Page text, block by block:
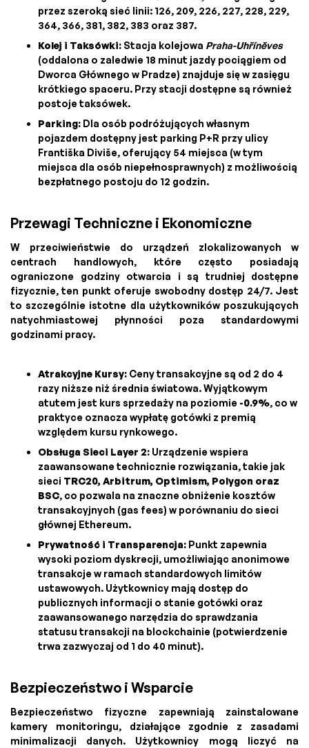
przez szeroką sieć linii: 126, 209, 226, 227, 228, 229,
364, 366, 381, 382, 383 oraz 387.
Kolej i Taksówki: Stacja kolejowa Praha-Uhříněves
(oddalona o zaledwie 18 minut jazdy pociągiem od
Dworca Głównego w Pradze) znajduje się w zasięgu
krótkiego spaceru. Przy stacji dostępne są również
postoje taksówek.
Parking: Dla osób podróżujących własnym
pojazdem dostępny jest parking P+R przy ulicy
Františka Diviše, oferujący 54 miejsca (w tym
miejsca dla osób niepełnosprawnych) z możliwością
bezpłatnego postoju do 12 godzin.
Przewagi Techniczne i Ekonomiczne
W przeciwieństwie do urządzeń zlokalizowanych w
centrach handlowych, które często posiadają
ograniczone godziny otwarcia i są trudniej dostępne
fizycznie, ten punkt oferuje swobodny dostęp 24/7. Jest
to szczególnie istotne dla użytkowników poszukujących
natychmiastowej płynności poza standardowymi
godzinami pracy.
Atrakcyjne Kursy: Ceny transakcyjne są od 2 do 4
razy niższe niż średnia światowa. Wyjątkowym
atutem jest kurs sprzedaży na poziomie -0.9%, co w
praktyce oznacza wypłatę gotówki z premią
względem kursu rynkowego.
Obsługa Sieci Layer 2: Urządzenie wspiera
zaawansowane technicznie rozwiązania, takie jak
sieci TRC20, Arbitrum, Optimism, Polygon oraz
BSC, co pozwala na znaczne obniżenie kosztów
transakcyjnych (gas fees) w porównaniu do sieci
głównej Ethereum.
Prywatność i Transparencja: Punkt zapewnia
wysoki poziom dyskrecji, umożliwiając anonimowe
transakcje w ramach standardowych limitów
ustawowych. Użytkownicy mają dostęp do
publicznych informacji o stanie gotówki oraz
zaawansowanego narzędzia do sprawdzania
statusu transakcji na blockchainie (potwierdzenie
trwa zazwyczaj od 1 do 40 minut).
Bezpieczeństwo i Wsparcie
Bezpieczeństwo fizyczne zapewniają zainstalowane
kamery monitoringu, działające zgodnie z zasadami
minimalizacji danych. Użytkownicy mogą liczyć na